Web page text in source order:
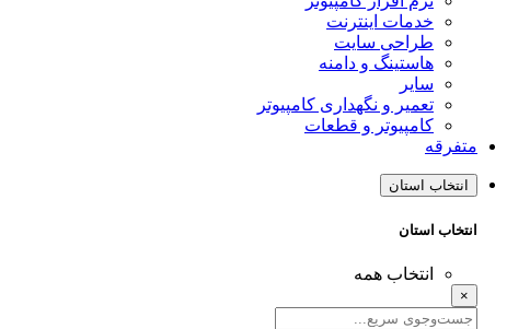
خدمات اینترنت
طراحی سایت
هاستینگ و دامنه
سایر
تعمیر و نگهداری کامپیوتر
کامپیوتر و قطعات
متفرقه
انتخاب استان
انتخاب استان
انتخاب همه
×